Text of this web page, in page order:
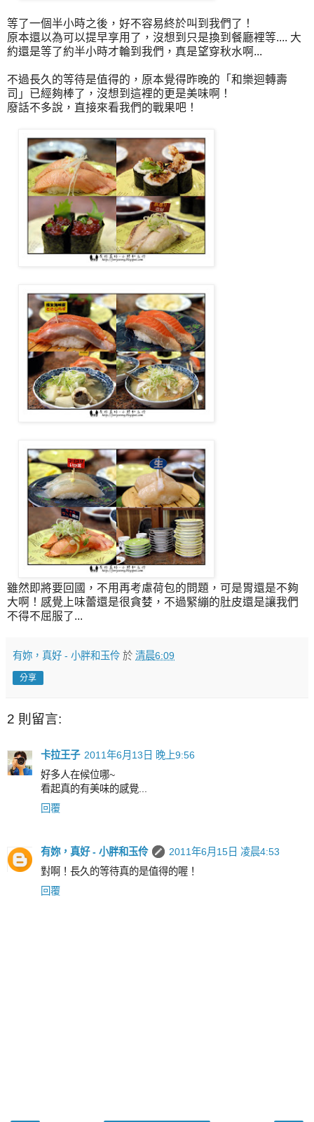
等了一個半小時之後，好不容易終於叫到我們了！
原本還以為可以提早享用了，沒想到只是換到餐廳裡等.... 大
約還是等了約半小時才輪到我們，真是望穿秋水啊...
不過長久的等待是值得的，原本覺得昨晚的「和樂迴轉壽
司」已經夠棒了，沒想到這裡的更是美味啊！
廢話不多說，直接來看我們的戰果吧！
雖然即將要回國，不用再考慮荷包的問題，可是胃還是不夠
大啊！感覺上味蕾還是很貪婪，不過緊繃的肚皮還是讓我們
不得不屈服了...
有妳，真好 - 小胖和玉伶 於 清晨6:09
分享
2 則留言:
卡拉王子 2011年6月13日 晚上9:56
好多人在候位哪~
看起真的有美味的感覺...
回覆
有妳，真好 - 小胖和玉伶
2011年6月15日 凌晨4:53
對啊！長久的等待真的是值得的喔！
回覆